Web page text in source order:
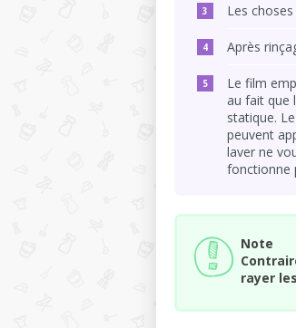
Les
Après
Le film
au fait que
statique.
peuvent
laver ne
fonctionne
Note
rayer